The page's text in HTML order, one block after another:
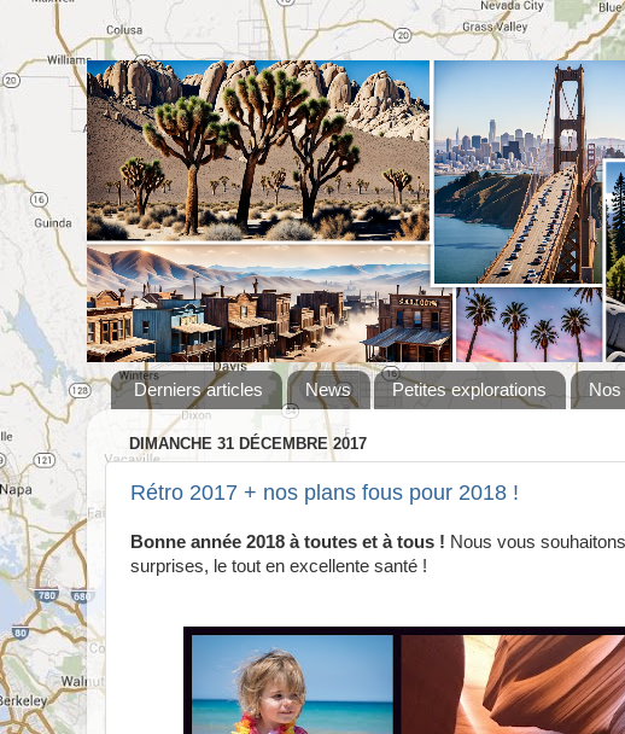
Derniers articles News Petites explorations
DIMANCHE 31 DÉCEMBRE 2017
Rétro 2017 + nos plans fous pour 2018 !
Bonne année 2018 à toutes et à tous ! Nous vous
surprises, le tout en excellente santé !